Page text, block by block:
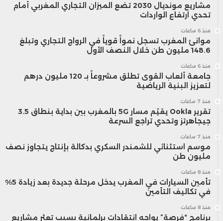
مشاريع مونديال 2030 تضع الميزان التجاري المغربي أمام
تحدي ارتفاع الواردات
منذ 6 ساعات
موانئ المغرب تسجل نمواً قوياً في الرواج التجاري وتبلغ
148.6 مليون طن خلال النصف الأول
منذ 6 ساعات
جامعة ألعاب القوى تطلق مشروعاً بـ 120 مليون درهم
لتعزيز البنية الرياضية
منذ 7 ساعات
تقرير Ookla يقيّم مسار 5G بالمغرب بين بداية بنطاق 3.5
جيجاهرتز وتحدي تراجع السرعة
منذ 7 ساعات
موسم استثنائي للشمندر السكري بدكالة بإنتاج يتجاوز نصف
مليون طن
منذ 8 ساعات
تأمين السيارات في المغرب يدخل مرحلة جديدة بعد زيادة 5%
في تكاليف التأمين
منذ 8 ساعات
برنامج “فرصة” يواجه انتقادات برلمانية بسبب تعثر مشاريع